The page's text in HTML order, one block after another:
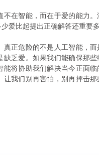
不在智能，而在于爱的能力
爱比起提出正确解答还重要
正危险的不是人工智能，
缺乏爱。如果我们能确保那
将协助我们解决当今正面
我们别再害怕，别再抨击